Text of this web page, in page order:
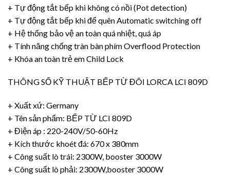
+ Tự động tắt bếp khi không có nồi (Pot detection)
+ Tự động tắt bếp khi để quên Automatic switching off
+ Hệ thống bảo vệ an toàn quá nhiệt, quá áp
+ Tính năng chống tràn bàn phím Overflood Protection
+ Khóa an toàn trẻ em Child Lock
THÔNG SỐ KỸ THUẬT BẾP TỪ ĐÔI LORCA LCI 809D
+ Xuất xứ: Germany
+ Tên sản phẩm: BẾP TỪ LCI 809D
+ Điện áp : 220-240V/50-60Hz
+ Kích thước khoét đá: 670 x 380mm
+ Công suất lò trái: 2300W, booster 3000W
+ Công suất lò phải: 2300W,booster 3000W